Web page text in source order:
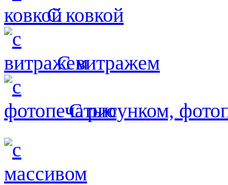
С ковкой
С витражем
С рисунком,